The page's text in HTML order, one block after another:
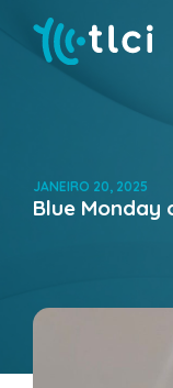
JANEIRO 20, 2025
Blue Monday